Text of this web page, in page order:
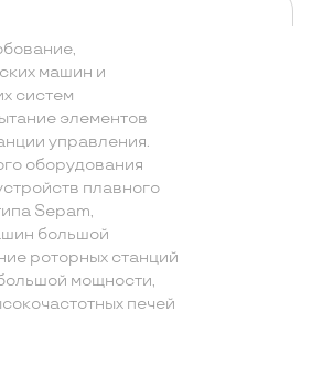
машин и
систем
элементов
управления.
оборудования
плавного
Sepam,
большой
роторных станций
мощности,
печей